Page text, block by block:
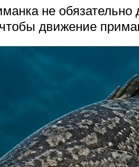
не обязательно
движение